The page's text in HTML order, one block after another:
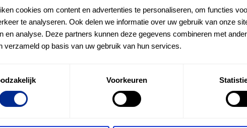
cookies om content en advertenties te personaliseren, om functies
te analyseren. Ook delen we informatie over uw gebruik van onze
en analyse. Deze partners kunnen deze gegevens combineren met
verzameld op basis van uw gebruik van hun services.
Voorkeuren
opereren. Hoewel dit systeem
die nodig is om optimale
in het veld kunnen
waardoor het maaien en
als oplossing
ons toegelegd op het ontwikkelen van een nieuw
biedt deze nieuwe technologie een naadloze en
kan aanpassen aan de variabele veldomstandigheden,